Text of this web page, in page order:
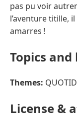
pas pu voir
l’aventure titille,
amarres !
Topics
Themes:
License &